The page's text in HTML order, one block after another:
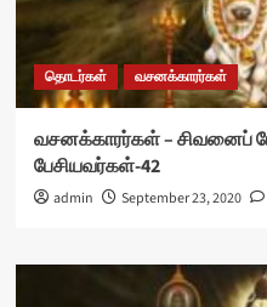
தொடர்கள் வசனக்காரர்கள்
வசனக்காரர்கள் – சிவனைப்
பேசியவர்கள்-42
admin September 23, 2020